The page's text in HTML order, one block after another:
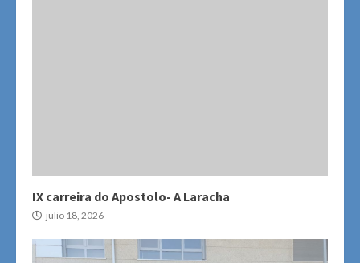
IX carreira do Apostolo- A Laracha
julio 18, 2026